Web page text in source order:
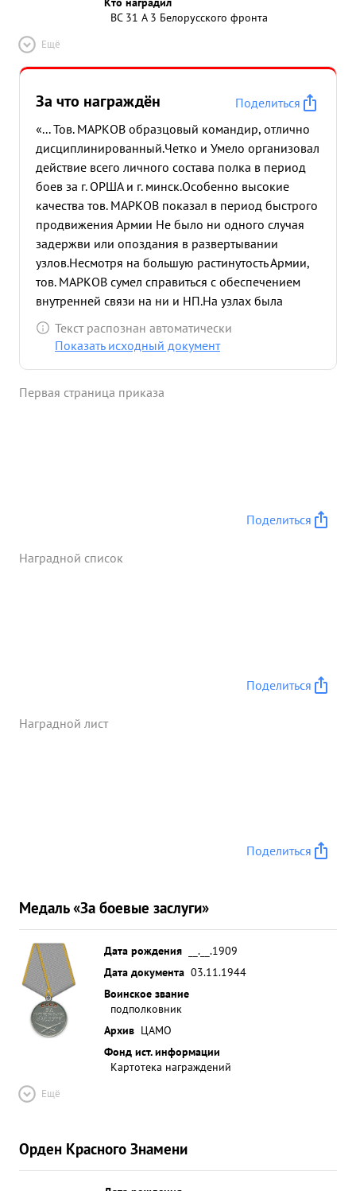
отличную подготовку личного состава полка и
повышение воинской награды дисциплины
майор тов. МАРКОВ достоин Правител орденом
ВС 31 А 3 Белорусского фронта
Ещё
За что награждён
Поделиться
«... Тов. МАРКОВ образцовый командир, отлично
дисциплинированный.Четко и Умело организовал
действие всего личного состава полка в период
боев за г. ОРША и г. минск.Особенно высокие
качества тов. МАРКОВ показал в период быстрого
продвижения Армии Не было ни одного случая
задержви или опоздания в развертывании
узлов.Несмотря на большую растинутость Армии,
тов. МАРКОВ сумел справиться с обеспечением
внутренней связи на ни и НП.На узлах была
обеспечена четкая работа.Не было ни одного
случая срыва питания или неисправности
подразделениями, которые обеспечивали связью
Текст распознан автоматически
Показать исходный документ
Первая страница приказа
Поделиться
Наградной список
Поделиться
Наградной лист
Поделиться
Медаль «За боевые заслуги»
Дата рождения
__.__.1909
Дата документа 03.11.1944
Воинское звание
подполковник
Архив ЦАМО
Фонд ист. информации
Картотека награждений
Ещё
Орден Красного Знамени